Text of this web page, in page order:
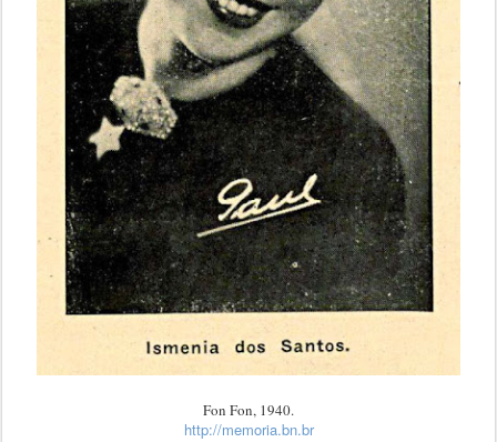
Fon Fon, 1940.
http://memoria.bn.br